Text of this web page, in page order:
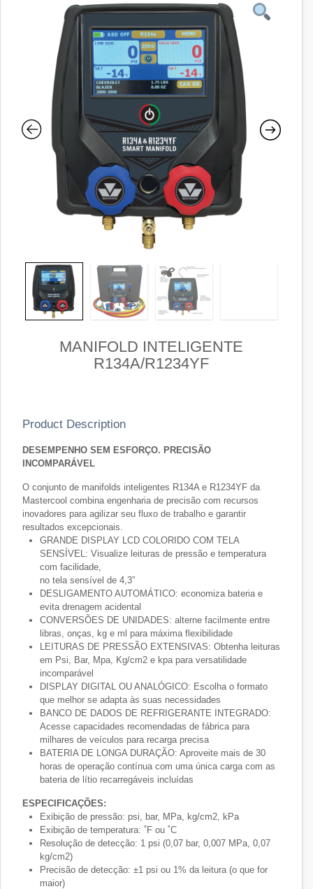
MANIFOLD INTELIGENTE
R134A/R1234YF
Product Description
DESEMPENHO SEM ESFORÇO. PRECISÃO
INCOMPARÁVEL
O conjunto de manifolds inteligentes R134A e R1234YF da
Mastercool combina engenharia de precisão com recursos
inovadores para agilizar seu fluxo de trabalho e garantir
resultados excepcionais.
GRANDE DISPLAY LCD COLORIDO COM TELA
SENSÍVEL: Visualize leituras de pressão e temperatura
com facilidade,
no tela sensível de 4,3”
DESLIGAMENTO AUTOMÁTICO: economiza bateria e
evita drenagem acidental
CONVERSÕES DE UNIDADES: alterne facilmente entre
libras, onças, kg e ml para máxima flexibilidade
LEITURAS DE PRESSÃO EXTENSIVAS: Obtenha leituras
em Psi, Bar, Mpa, Kg/cm2 e kpa para versatilidade
incomparável
DISPLAY DIGITAL OU ANALÓGICO: Escolha o formato
que melhor se adapta às suas necessidades
BANCO DE DADOS DE REFRIGERANTE INTEGRADO:
Acesse capacidades recomendadas de fábrica para
milhares de veículos para recarga precisa
BATERIA DE LONGA DURAÇÃO: Aproveite mais de 30
horas de operação contínua com uma única carga com as
bateria de lítio recarregáveis ​​incluídas
ESPECIFICAÇÕES:
Exibição de pressão: psi, bar, MPa, kg/cm2, kPa
Exibição de temperatura: ˚F ou ˚C
Resolução de detecção: 1 psi (0,07 bar, 0,007 MPa, 0,07
kg/cm2)
Precisão de detecção: ±1 psi ou 1% da leitura (o que for
maior)